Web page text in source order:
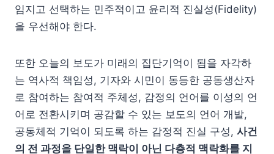
임지고 선택하는 민주적이고 윤리적 진실성(Fidelity)
을 우선해야 한다.
또한 오늘의 보도가 미래의 집단기억이 됨을 자각하
는 역사적 책임성, 기자와 시민이 동등한 공동생산자
로 참여하는 참여적 주체성, 감정의 언어를 이성의 언
어로 전환시키며 공감할 수 있는 보도의 언어 개발,
공동체적 기억이 되도록 하는 감정적 진실 구성, 사건
의 전 과정을 단일한 맥락이 아닌 다층적 맥락화를 지